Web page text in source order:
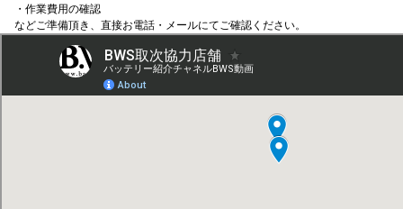
・作業費用の確認
などご準備頂き、直接お電話・メールにてご確認ください。